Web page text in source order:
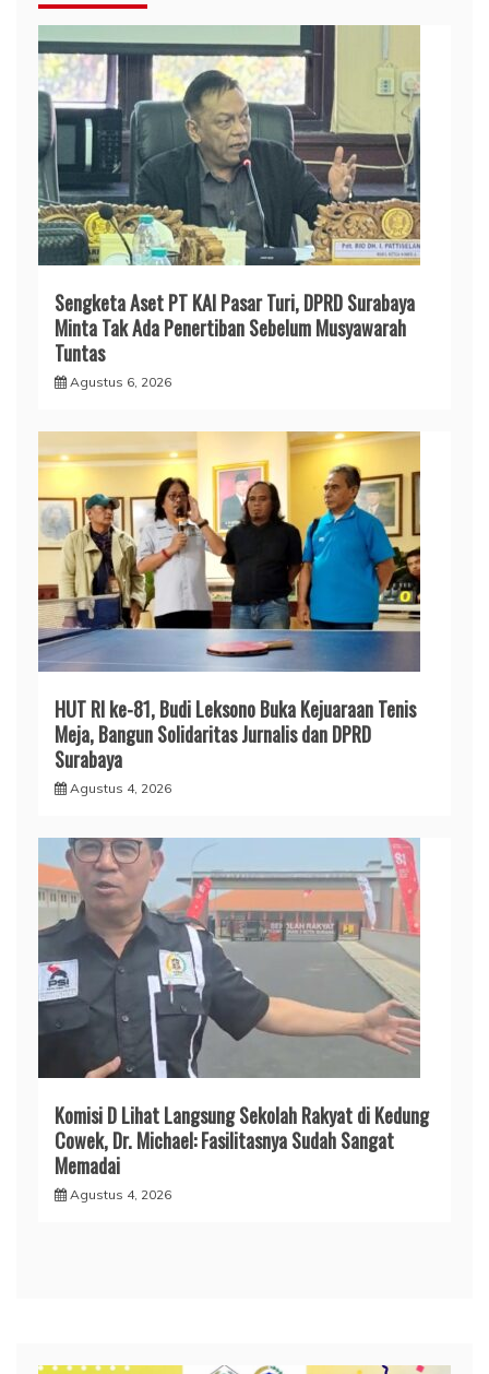
Sengketa Aset PT KAI Pasar Turi, DPRD Surabaya
Minta Tak Ada Penertiban Sebelum Musyawarah
Tuntas
Agustus 6, 2026
HUT RI ke-81, Budi Leksono Buka Kejuaraan Tenis
Meja, Bangun Solidaritas Jurnalis dan DPRD
Surabaya
Agustus 4, 2026
Komisi D Lihat Langsung Sekolah Rakyat di Kedung
Cowek, Dr. Michael: Fasilitasnya Sudah Sangat
Memadai
Agustus 4, 2026